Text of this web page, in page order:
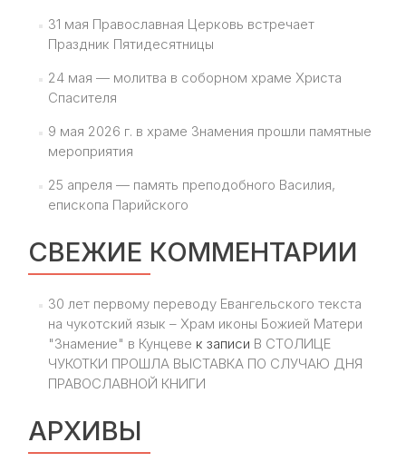
31 мая Православная Церковь встречает
Праздник Пятидесятницы
24 мая — молитва в соборном храме Христа
Спасителя
9 мая 2026 г. в храме Знамения прошли памятные
мероприятия
25 апреля — память преподобного Василия,
епископа Парийского
СВЕЖИЕ КОММЕНТАРИИ
30 лет первому переводу Евангельского текста
на чукотский язык – Храм иконы Божией Матери
"Знамение" в Кунцеве к записи В СТОЛИЦЕ
ЧУКОТКИ ПРОШЛА ВЫСТАВКА ПО СЛУЧАЮ ДНЯ
ПРАВОСЛАВНОЙ КНИГИ
АРХИВЫ